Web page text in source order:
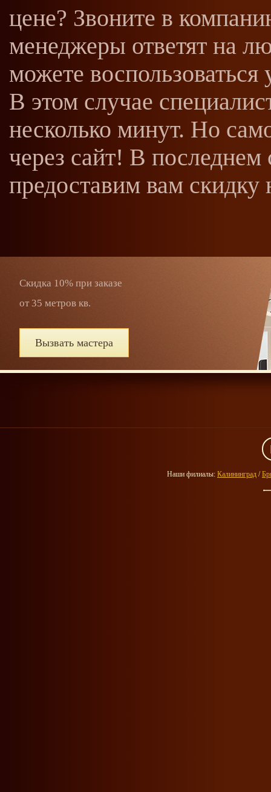
цене? Звоните в
менеджеры ответят на
можете воспользоваться
В этом случае
несколько минут. Но
через сайт! В последнем
предоставим вам скидку
Скидка 10% при заказе
от 35 метров кв.
Вызвать мастера
Наши филиалы: Калининград /